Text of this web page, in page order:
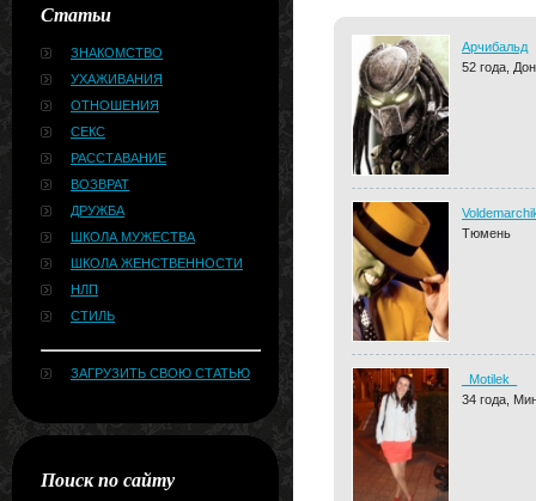
Статьи
ЗНАКОМСТВО
УХАЖИВАНИЯ
ОТНОШЕНИЯ
СЕКС
РАССТАВАНИЕ
ВОЗВРАТ
ДРУЖБА
ШКОЛА МУЖЕСТВА
ШКОЛА ЖЕНСТВЕННОСТИ
НЛП
СТИЛЬ
ЗАГРУЗИТЬ СВОЮ СТАТЬЮ
Поиск по сайту
Арчибальд
52 года,
Тюмень
_Motilek_
34 года,